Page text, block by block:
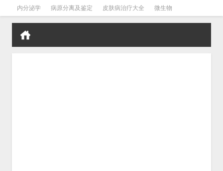
内分泌学 病原分离及鉴定 皮肤病治疗大全 微生物
皮肤病学 男科学 血液病学 心血管 口腔医学 禁戒毒品